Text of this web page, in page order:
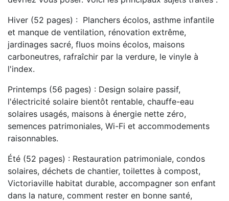
Hiver (52 pages) : Planchers écolos, asthme infantile
et manque de ventilation, rénovation extrême,
jardinages sacré, fluos moins écolos, maisons
carboneutres, rafraîchir par la verdure, le vinyle à
l'index.
Printemps (56 pages) : Design solaire passif,
l'électricité solaire bientôt rentable, chauffe-eau
solaires usagés, maisons à énergie nette zéro,
semences patrimoniales, Wi-Fi et accommodements
raisonnables.
Été (52 pages) : Restauration patrimoniale, condos
solaires, déchets de chantier, toilettes à compost,
Victoriaville habitat durable, accompagner son enfant
dans la nature, comment rester en bonne santé,